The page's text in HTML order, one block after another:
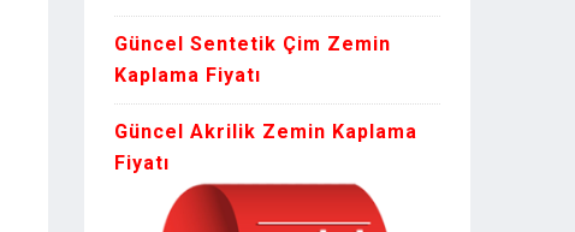
Güncel Sentetik Çim Zemin
Kaplama Fiyatı
Güncel Akrilik Zemin Kaplama
Fiyatı